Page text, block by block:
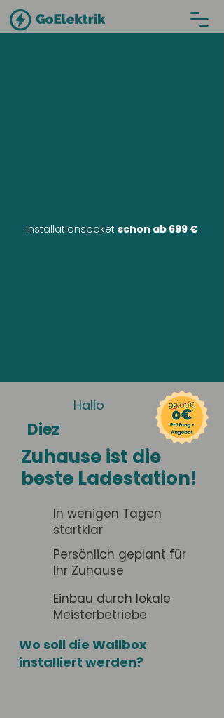
Installationspaket schon ab 699 €
Hallo
Diez
Zuhause ist die
beste Ladestation!
In wenigen Tagen
startklar
Persönlich geplant für
Ihr Zuhause
Einbau durch lokale
Meisterbetriebe
Wo soll die Wallbox
installiert werden?